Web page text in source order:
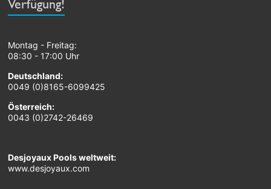
Verfügung!
Montag - Freitag:
08:30 - 17:00 Uhr
Deutschland:
0049 (0)8165-6099425
Österreich:
0043 (0)2742-26469
Desjoyaux Pools weltweit:
www.desjoyaux.com